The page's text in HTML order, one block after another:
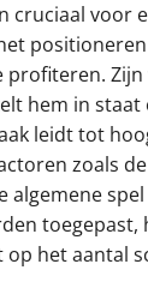
cruciaal voor
profiteren.
hem in
leidt tot
zoals
algemene
toegepast,
op het aantal